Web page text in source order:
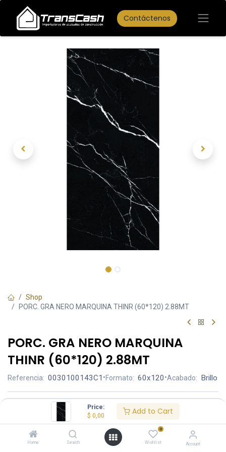
Price:
$ 0,00 Add to Cart
Home Search
0
Wishlist Account
Contáctenos
Shop
PORC. GRA NERO MARQUINA THINR (60*120) 2.88MT
PORC. GRA NERO MARQUINA
THINR (60*120) 2.88MT
Referencia: 0030100143C1 •Formato: 60x120•Acabado: Brillo
Aplicación